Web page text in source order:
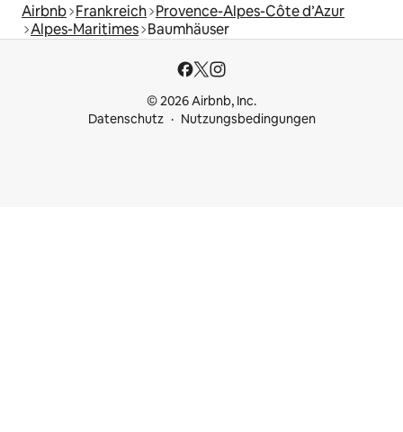
Airbnb Frankreich Provence-Alpes-Côte d’Azur
Alpes-Maritimes Baumhäuser
© 2026 Airbnb, Inc.
Datenschutz
Nutzungsbedingungen